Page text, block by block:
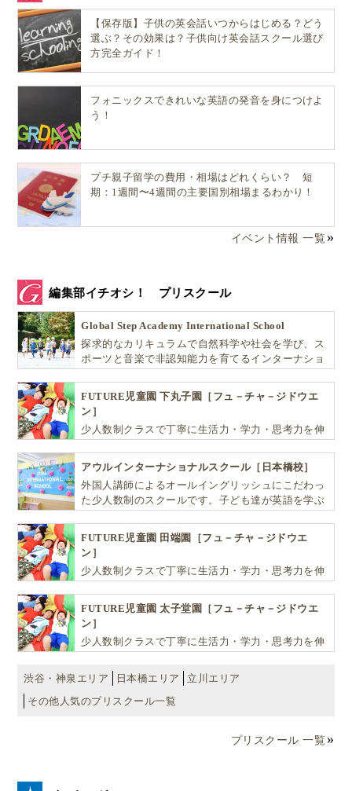
【保存版】子供の英会話いつからはじめる？どう
選ぶ？その効果は？子供向け英会話スクール選び
方完全ガイド！
フォニックスできれいな英語の発音を身につけよ
う！
プチ親子留学の費用・相場はどれくらい？ 短
期：1週間〜4週間の主要国別相場まるわかり！
イベント情報 一覧
編集部イチオシ！ プリスクール
Global Step Academy International School
探求的なカリキュラムで自然科学や社会を学び、ス
ポーツと音楽で非認知能力を育てるインターナショ
FUTURE児童園 下丸子園［フュ－チャ－ジドウエ
ン］
少人数制クラスで丁寧に生活力・学力・思考力を伸
アウルインターナショナルスクール［日本橋校］
外国人講師によるオールイングリッシュにこだわっ
た少人数制のスクールです。子ども達が英語を学ぶ
FUTURE児童園 田端園［フュ－チャ－ジドウエ
ン］
少人数制クラスで丁寧に生活力・学力・思考力を伸
FUTURE児童園 太子堂園［フュ－チャ－ジドウエ
ン］
少人数制クラスで丁寧に生活力・学力・思考力を伸
渋谷・神泉エリア
日本橋エリア
立川エリア
その他人気のプリスクール一覧
プリスクール 一覧